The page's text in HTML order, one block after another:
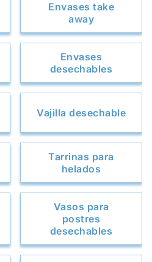
Envases take
away
Envases
desechables
Vajilla desechable
Tarrinas para
helados
Vasos para
postres
desechables